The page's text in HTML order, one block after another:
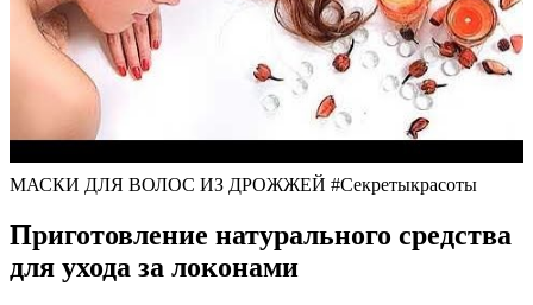
МАСКИ ДЛЯ ВОЛОС ИЗ ДРОЖЖЕЙ #Секретыкрасоты
Приготовление натурального средства
для ухода за локонами